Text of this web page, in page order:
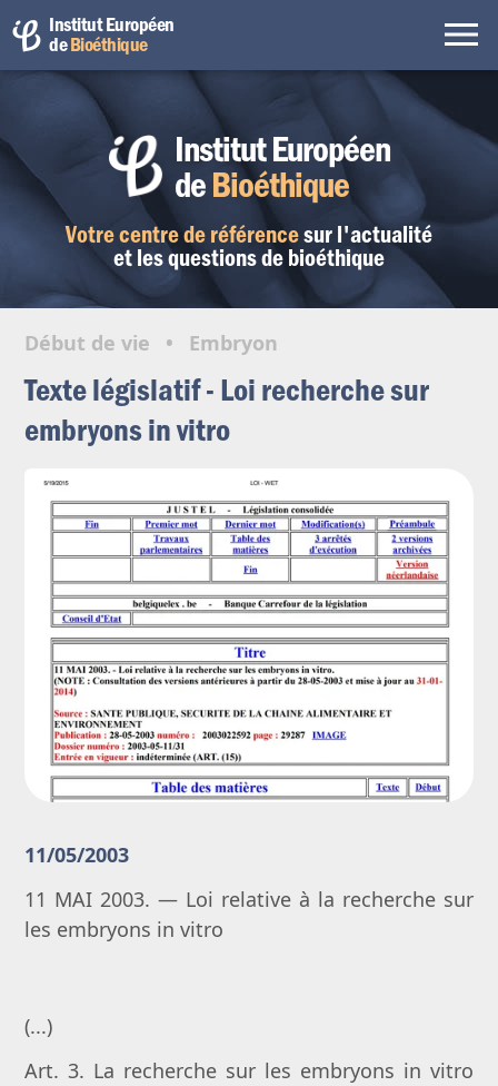
Institut Européen
deBioéthique
Votre centre de référencesur l'actualité
et les questions de bioéthique
Institut Européen
deBioéthique
Début de vie • Embryon
Texte législatif - Loi recherche sur
embryons in vitro
11/05/2003
11 MAI 2003. — Loi relative à la recherche sur
les embryons in vitro
(...)
Art. 3. La recherche sur les embryons in vitro